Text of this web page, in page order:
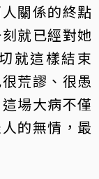
關係的終點
就已經對她
就這樣結束
荒謬、很愚
場大病不僅
的無情，最